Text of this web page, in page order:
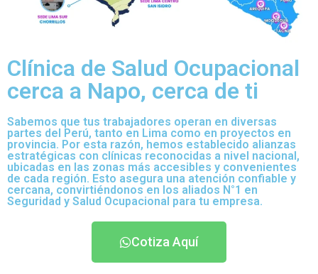
Clínica de Salud Ocupacional
cerca a Napo, cerca de ti
Sabemos que tus trabajadores operan en diversas
partes del Perú, tanto en Lima como en proyectos en
provincia. Por esta razón, hemos establecido alianzas
estratégicas con clínicas reconocidas a nivel nacional,
ubicadas en las zonas más accesibles y convenientes
de cada región. Esto asegura una atención confiable y
cercana, convirtiéndonos en los aliados N°1 en
Seguridad y Salud Ocupacional para tu empresa.
Cotiza Aquí